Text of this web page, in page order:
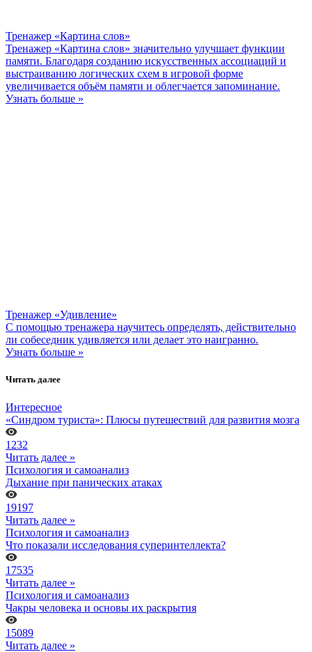
Тренажер «Картина слов»
Тренажер «Картина слов» значительно улучшает функции
памяти. Благодаря созданию искусственных ассоциаций и
выстраиванию логических схем в игровой форме
увеличивается объём памяти и облегчается запоминание.
Узнать больше »
Тренажер «Удивление»
С помощью тренажера научитесь определять, действительно
ли собеседник удивляется или делает это наигранно.
Узнать больше »
Читать далее
Интересное
«Синдром туриста»: Плюсы путешествий для развития мозга
1232
Читать далее »
Психология и самоанализ
Дыхание при панических атаках
19197
Читать далее »
Психология и самоанализ
Что показали исследования суперинтеллекта?
17535
Читать далее »
Психология и самоанализ
Чакры человека и основы их раскрытия
15089
Читать далее »